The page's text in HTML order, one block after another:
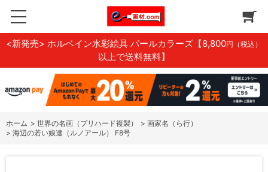
<新発売> ホルベイン水彩絵具 パールカラーズ 【8,800円（税込）
以上で送料無料】
ホーム > 世界の名画（プリハード複製） > 画家名（ら行）
> 海辺の若い娘達（ルノアール） F8号